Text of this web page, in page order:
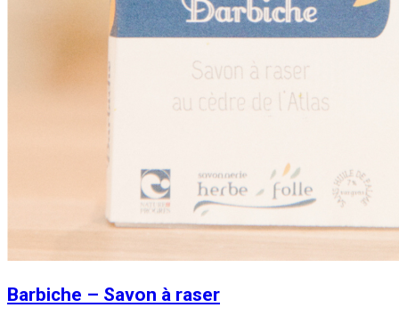
Barbiche – Savon à raser